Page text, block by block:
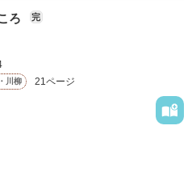
ろ 完
川柳 21ページ